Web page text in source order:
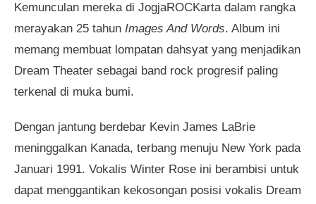
Kemunculan mereka di JogjaROCKarta dalam rangka
merayakan 25 tahun Images And Words. Album ini
memang membuat lompatan dahsyat yang menjadikan
Dream Theater sebagai band rock progresif paling
terkenal di muka bumi.
Dengan jantung berdebar Kevin James LaBrie
meninggalkan Kanada, terbang menuju New York pada
Januari 1991. Vokalis Winter Rose ini berambisi untuk
dapat menggantikan kekosongan posisi vokalis Dream